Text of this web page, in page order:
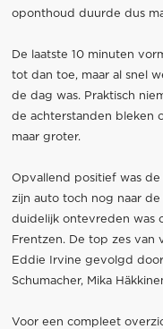
oponthoud duurde dus
De laatste 10 minuten
tot dan toe, maar al snel
de dag was. Praktisch
de achterstanden bleken
maar groter.
Opvallend positief was
zijn auto toch nog naar
duidelijk ontevreden was
Frentzen. De top zes van
Eddie Irvine gevolgd door
Schumacher, Mika
Voor een compleet